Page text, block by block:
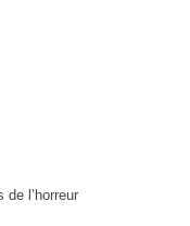
l’horreur